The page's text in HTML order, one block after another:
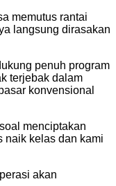
memutus rantai
langsung dirasakan
penuh program
terjebak dalam
konvensional
menciptakan
naik kelas dan kami
akan